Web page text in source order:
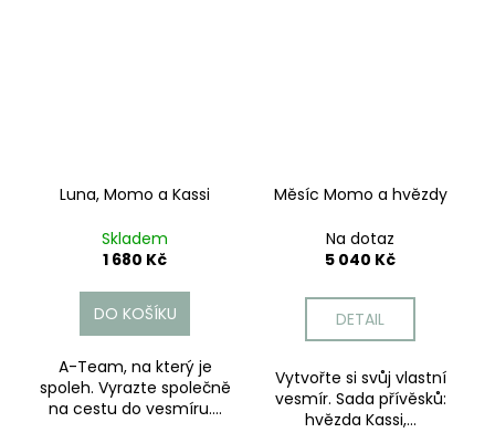
Luna, Momo a Kassi
Skladem
1 680 Kč
DO KOŠÍKU
A-Team, na který je
spoleh. Vyrazte společně
na cestu do vesmíru....
Měsíc Momo a hvězdy
Na dotaz
5 040 Kč
DETAIL
Vytvořte si svůj vlastní
vesmír. Sada přívěsků:
hvězda Kassi,...